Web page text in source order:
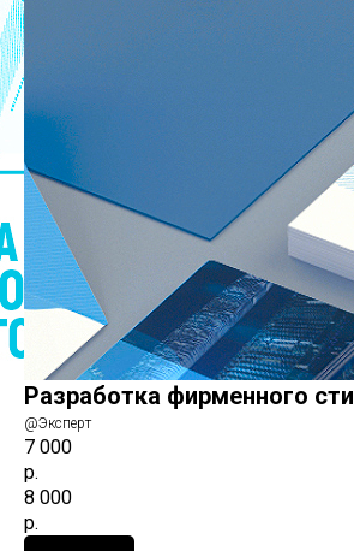
Разработка фирменного
@Эксперт
7 000
р.
8 000
р.